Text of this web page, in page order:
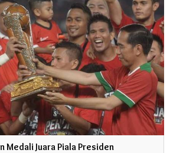
Medali Juara Piala Presiden